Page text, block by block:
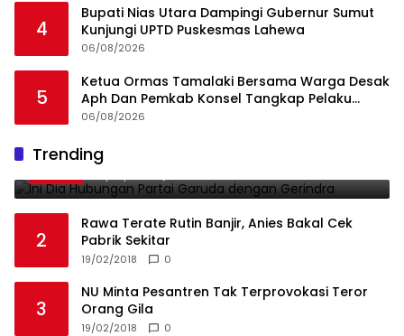
4
Bupati Nias Utara Dampingi Gubernur Sumut
Kunjungi UPTD Puskesmas Lahewa
06/08/2026
5
Ketua Ormas Tamalaki Bersama Warga Desak
Aph Dan Pemkab Konsel Tangkap Pelaku
Angkut Cangkang Sawit Overload, Truk PT KAP
06/08/2026
Trending
1
Gerindra
2
Rawa Terate Rutin Banjir, Anies Bakal Cek
Pabrik Sekitar
19/02/2018 0
3
NU Minta Pesantren Tak Terprovokasi Teror
Orang Gila
19/02/2018 0